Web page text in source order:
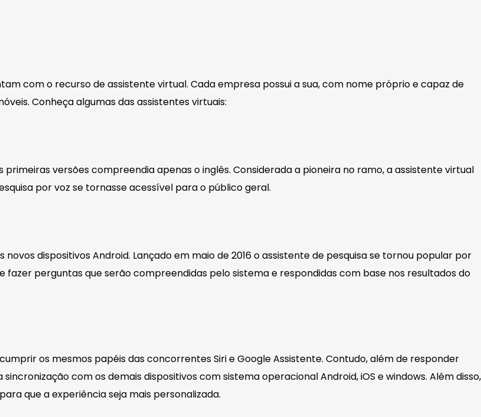
com o recurso de assistente virtual. Cada empresa possui a sua, com nome próprio e capaz de
Conheça algumas das assistentes virtuais:
primeiras versões compreendia apenas o inglês. Considerada a pioneira no ramo, a assistente virtual
por voz se tornasse acessível para o público geral.
dispositivos Android. Lançado em maio de 2016 o assistente de pesquisa se tornou popular por
fazer perguntas que serão compreendidas pelo sistema e respondidas com base nos resultados do
os mesmos papéis das concorrentes Siri e Google Assistente. Contudo, além de responder
com os demais dispositivos com sistema operacional Android, iOS e windows. Além disso,
que a experiência seja mais personalizada.